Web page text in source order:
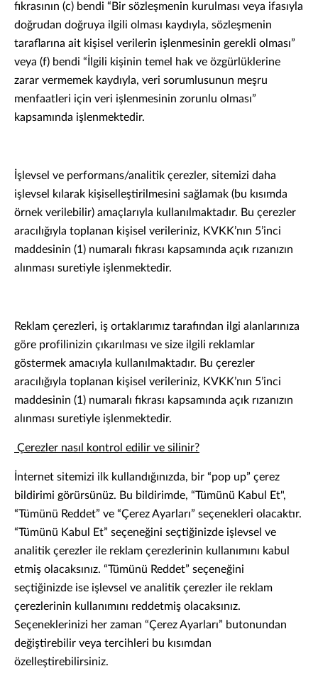
fıkrasının (c) bendi “Bir sözleşmenin kurulması veya ifasıyla
doğrudan doğruya ilgili olması kaydıyla, sözleşmenin
taraflarına ait kişisel verilerin işlenmesinin gerekli olması”
veya (f) bendi “İlgili kişinin temel hak ve özgürlüklerine
zarar vermemek kaydıyla, veri sorumlusunun meşru
menfaatleri için veri işlenmesinin zorunlu olması”
kapsamında işlenmektedir.
İşlevsel ve performans/analitik çerezler, sitemizi daha
işlevsel kılarak kişiselleştirilmesini sağlamak (bu kısımda
örnek verilebilir) amaçlarıyla kullanılmaktadır. Bu çerezler
aracılığıyla toplanan kişisel verileriniz, KVKK’nın 5’inci
maddesinin (1) numaralı fıkrası kapsamında açık rızanızın
alınması suretiyle işlenmektedir.
Reklam çerezleri, iş ortaklarımız tarafından ilgi alanlarınıza
göre profilinizin çıkarılması ve size ilgili reklamlar
göstermek amacıyla kullanılmaktadır. Bu çerezler
aracılığıyla toplanan kişisel verileriniz, KVKK’nın 5’inci
maddesinin (1) numaralı fıkrası kapsamında açık rızanızın
alınması suretiyle işlenmektedir.
Çerezler nasıl kontrol edilir ve silinir?
İnternet sitemizi ilk kullandığınızda, bir “pop up” çerez
bildirimi görürsünüz. Bu bildirimde, “Tümünü Kabul Et",
“Tümünü Reddet” ve “Çerez Ayarları” seçenekleri olacaktır.
“Tümünü Kabul Et” seçeneğini seçtiğinizde işlevsel ve
analitik çerezler ile reklam çerezlerinin kullanımını kabul
etmiş olacaksınız. “Tümünü Reddet” seçeneğini
seçtiğinizde ise işlevsel ve analitik çerezler ile reklam
çerezlerinin kullanımını reddetmiş olacaksınız.
Seçeneklerinizi her zaman “Çerez Ayarları” butonundan
değiştirebilir veya tercihleri bu kısımdan
özelleştirebilirsiniz.